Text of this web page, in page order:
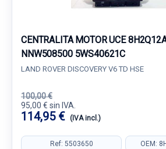
CENTRALITA MOTOR UCE
NNW508500 5WS40621C
LAND ROVER DISCOVERY V6 TD HSE
100,00 €
95,00 € sin IVA.
114,95 € (IVA incl.)
Ref: 5503650 OEM: